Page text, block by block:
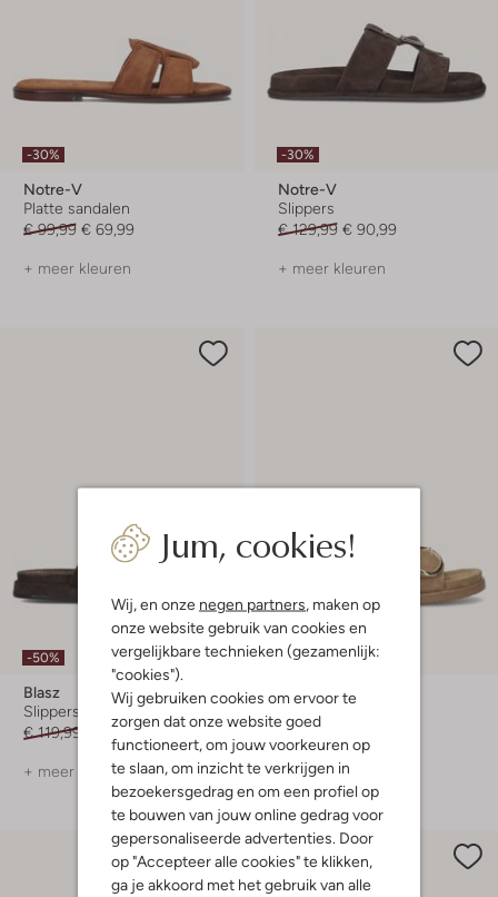
Jum, cookies!
Wij, en onze negen partners , maken op
onze website gebruik van cookies en
vergelijkbare technieken (gezamenlijk:
"cookies").
Wij gebruiken cookies om ervoor te
zorgen dat onze website goed
functioneert, om jouw voorkeuren op
te slaan, om inzicht te verkrijgen in
bezoekersgedrag en om een profiel op
te bouwen van jouw online gedrag voor
gepersonaliseerde advertenties. Door
op "Accepteer alle cookies" te klikken,
ga je akkoord met het gebruik van alle
-30%
Notre-V
Platte sandalen
€ 99,99 € 69,99
+ meer kleuren
-30%
Notre-V
Slippers
€ 129,99 € 90,99
+ meer kleuren
-50%
Blasz
Slippers
€ 119,99
€ 59,99
+ meer kleuren
-50%
Ayana
Slippers
€ 119,99
+ meer kleuren